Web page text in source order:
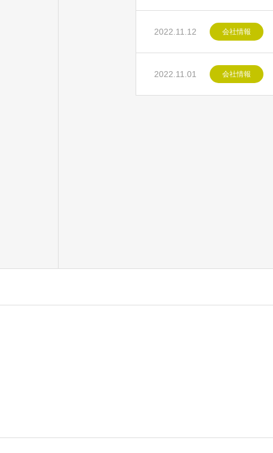
2022.11.12 会社情報
2022.11.01 会社情報